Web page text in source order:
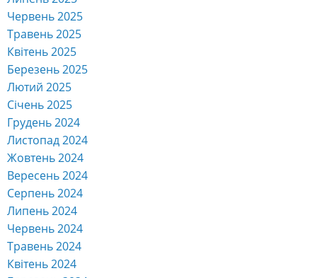
Червень 2025
Травень 2025
Квітень 2025
Березень 2025
Лютий 2025
Січень 2025
Грудень 2024
Листопад 2024
Жовтень 2024
Вересень 2024
Серпень 2024
Липень 2024
Червень 2024
Травень 2024
Квітень 2024